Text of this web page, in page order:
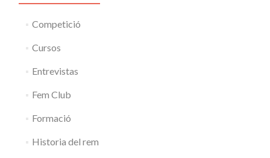
Competició
Cursos
Entrevistas
Fem Club
Formació
Historia del rem